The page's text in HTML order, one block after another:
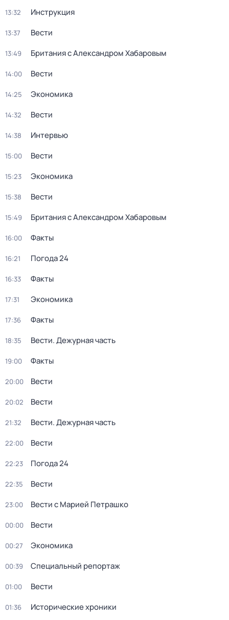
13:32 Инструкция
13:37 Вести
13:49 Британия с Александром Хабаровым
14:00 Вести
14:25 Экономика
14:32 Вести
14:38 Интервью
15:00 Вести
15:23 Экономика
15:38 Вести
15:49 Британия с Александром Хабаровым
16:00 Факты
16:21 Погода 24
16:33 Факты
17:31 Экономика
17:36 Факты
18:35 Вести. Дежурная часть
19:00 Факты
20:00 Вести
20:02 Вести
21:32 Вести. Дежурная часть
22:00 Вести
22:23 Погода 24
22:35 Вести
23:00 Вести с Марией Петрашко
00:00 Вести
00:27 Экономика
00:39 Специальный репортаж
01:00 Вести
01:36 Исторические хроники